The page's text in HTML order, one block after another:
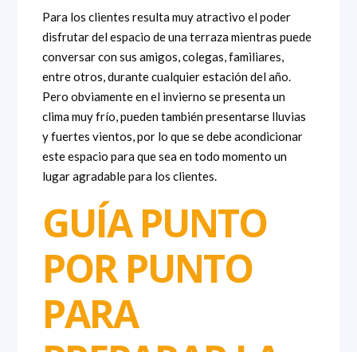
Para los clientes resulta muy atractivo el poder
disfrutar del espacio de una terraza mientras puede
conversar con sus amigos, colegas, familiares,
entre otros, durante cualquier estación del año.
Pero obviamente en el invierno se presenta un
clima muy frío, pueden también presentarse lluvias
y fuertes vientos, por lo que se debe acondicionar
este espacio para que sea en todo momento un
lugar agradable para los clientes.
GUÍA PUNTO
POR PUNTO
PARA